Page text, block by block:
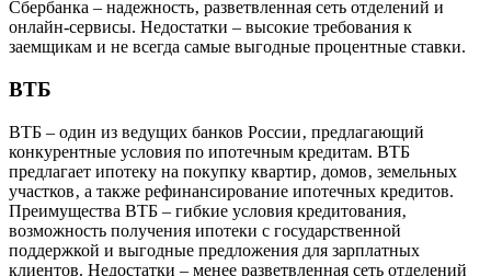
Сбербанка – надежность‚ разветвленная сеть отделений и
онлайн-сервисы. Недостатки – высокие требования к
заемщикам и не всегда самые выгодные процентные ставки.
ВТБ
ВТБ – один из ведущих банков России‚ предлагающий
конкурентные условия по ипотечным кредитам. ВТБ
предлагает ипотеку на покупку квартир‚ домов‚ земельных
участков‚ а также рефинансирование ипотечных кредитов.
Преимущества ВТБ – гибкие условия кредитования‚
возможность получения ипотеки с государственной
поддержкой и выгодные предложения для зарплатных
клиентов. Недостатки – менее разветвленная сеть отделений